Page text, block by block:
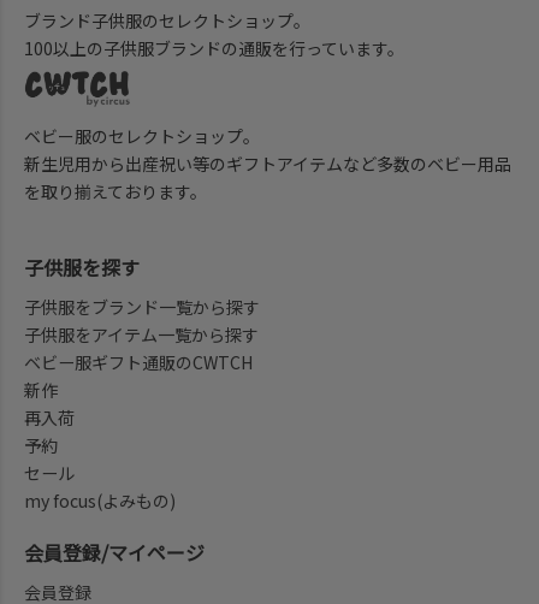
ブランド子供服のセレクトショップ。
100以上の子供服ブランドの通販を行っています。
ベビー服のセレクトショップ。
新生児用から出産祝い等のギフトアイテムなど多数のベビー用品
を取り揃えております。
子供服を探す
子供服をブランド一覧から探す
子供服をアイテム一覧から探す
ベビー服ギフト通販のCWTCH
新作
再入荷
予約
セール
my focus(よみもの)
会員登録/マイページ
会員登録